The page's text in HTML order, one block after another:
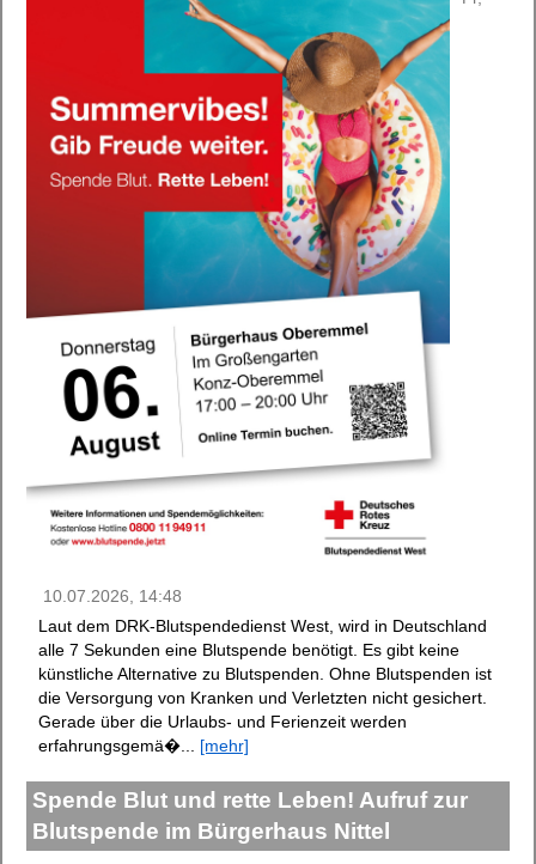
10.07.2026, 14:48
Laut dem DRK-Blutspendedienst West, wird in Deutschland
alle 7 Sekunden eine Blutspende benötigt. Es gibt keine
künstliche Alternative zu Blutspenden. Ohne Blutspenden ist
die Versorgung von Kranken und Verletzten nicht gesichert.
Gerade über die Urlaubs- und Ferienzeit werden
erfahrungsgemä�... [mehr]
Spende Blut und rette Leben! Aufruf zur
Blutspende im Bürgerhaus Nittel